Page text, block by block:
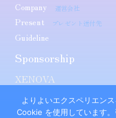
Company 運営会社
Present プレゼント送付先
Guideline
Sponsorship​
XENOVA
よりよいエクスペリエン
Cookie を使用しています